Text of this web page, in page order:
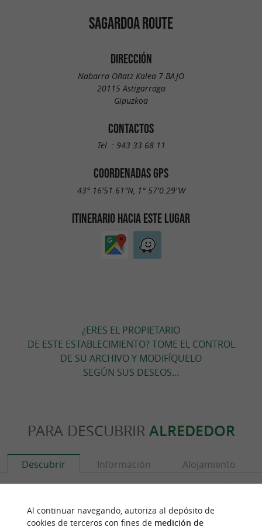
SAGARDOA ROUTE
DIRECCIÓN
Nabarra Oñatz Kalea 7 BAJO
20115 Astigarraga
Gipuzkoa
CONTACTOS
Tel. : 943 33 68 11
COORDENADAS GPS
43° 16'51.61"N, 1° 57'0.29"W
ITINERARIO HACIA ESTE LUGAR
¿ERES EL PROPIETARIO
DE ESTE ESTABLECIMIENTO? TOME EL CONTROL
DE SU ARCHIVO Y MODIFÍQUELO
SEGÚN SUS DESEOS...
PARA DESCUBRIR ALREDEDOR
Descubrir Información Alojamiento
Al continuar navegando, autoriza al depósito de
cookies de terceros con fines de medición de